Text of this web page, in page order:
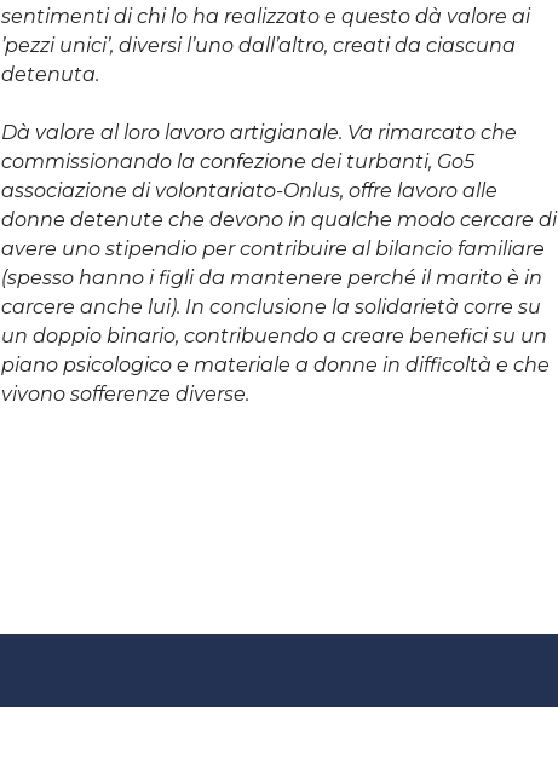
sentimenti di chi lo ha realizzato e questo dà valore ai
’pezzi unici’, diversi l’uno dall’altro, creati da ciascuna
detenuta.
Dà valore al loro lavoro artigianale. Va rimarcato che
commissionando la confezione dei turbanti, Go5
associazione di volontariato-Onlus, offre lavoro alle
donne detenute che devono in qualche modo cercare di
avere uno stipendio per contribuire al bilancio familiare
(spesso hanno i figli da mantenere perché il marito è in
carcere anche lui). In conclusione la solidarietà corre su
un doppio binario, contribuendo a creare benefici su un
piano psicologico e materiale a donne in difficoltà e che
vivono sofferenze diverse.